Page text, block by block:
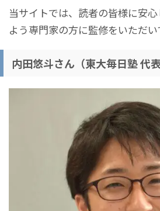
当サイトでは、読者の皆様に安
よう専門家の方に監修をいただい
内田悠斗さん（東大毎日塾 代表